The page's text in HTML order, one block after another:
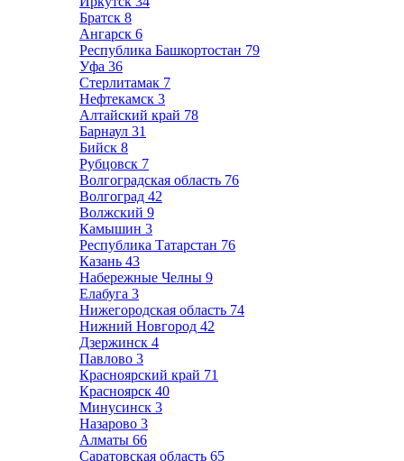
Братск 8
Ангарск 6
Республика Башкортостан 79
Уфа 36
Стерлитамак 7
Нефтекамск 3
Алтайский край 78
Барнаул 31
Бийск 8
Рубцовск 7
Волгоградская область 76
Волгоград 42
Волжский 9
Камышин 3
Республика Татарстан 76
Казань 43
Набережные Челны 9
Елабуга 3
Нижегородская область 74
Нижний Новгород 42
Дзержинск 4
Павлово 3
Красноярский край 71
Красноярск 40
Минусинск 3
Назарово 3
Алматы 66
Саратовская область 65